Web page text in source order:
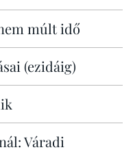
múlt idő
(ezidáig)
Váradi